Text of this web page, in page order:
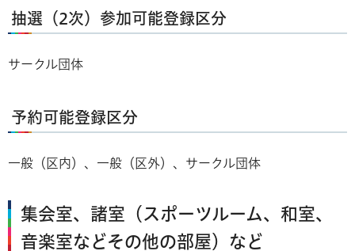
抽選（2次）参加可能登録区分
サークル団体
予約可能登録区分
一般（区内）、一般（区外）、サークル団体
集会室、諸室（スポーツルーム、和室、
音楽室などその他の部屋）など